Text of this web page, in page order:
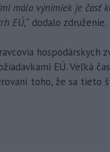
málo výnimiek je časť
EÚ,“ dodalo združenie.
hospodárskych
EÚ. Veľká
toho, že sa tieto